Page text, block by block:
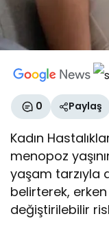
0 Paylaş
Kadın
menopoz
yaşam tarzıyla
belirterek,
değiştirilebilir